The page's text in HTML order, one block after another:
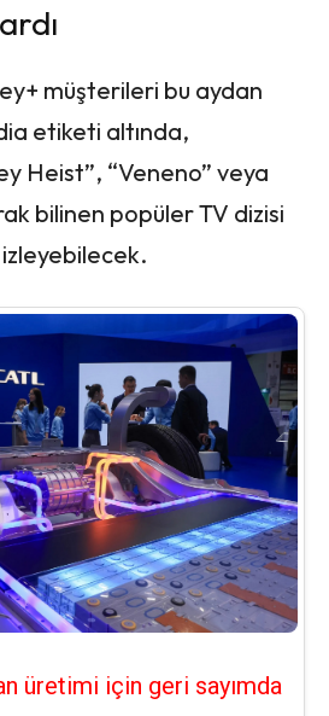
müşterileri bu aydan
etiketi altında,
Heist”, “Veneno” veya
bilinen popüler TV dizisi
üretimi için geri sayımda